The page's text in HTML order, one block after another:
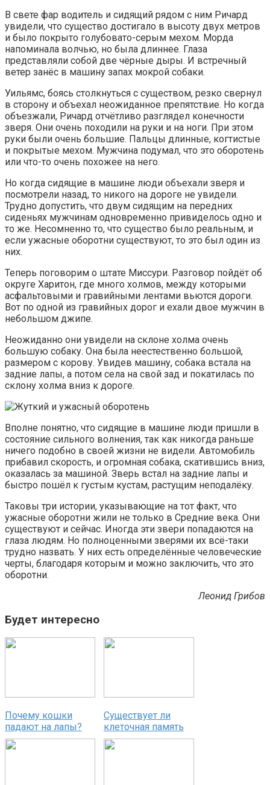
В свете фар водитель и сидящий рядом с ним Ричард
увидели, что существо достигало в высоту двух метров
и было покрыто голубовато-серым мехом. Морда
напоминала волчью, но была длиннее. Глаза
представляли собой две чёрные дыры. И встречный
ветер занёс в машину запах мокрой собаки.
Уильямс, боясь столкнуться с существом, резко свернул
в сторону и объехал неожиданное препятствие. Но когда
объезжали, Ричард отчётливо разглядел конечности
зверя. Они очень походили на руки и на ноги. При этом
руки были очень большие. Пальцы длинные, когтистые
и покрытые мехом. Мужчина подумал, что это оборотень
или что-то очень похожее на него.
Но когда сидящие в машине люди объехали зверя и
посмотрели назад, то никого на дороге не увидели.
Трудно допустить, что двум сидящим на передних
сиденьях мужчинам одновременно привиделось одно и
то же. Несомненно то, что существо было реальным, и
если ужасные оборотни существуют, то это был один из
них.
Теперь поговорим о штате Миссури. Разговор пойдёт об
округе Харитон, где много холмов, между которыми
асфальтовыми и гравийными лентами вьются дороги.
Вот по одной из гравийных дорог и ехали двое мужчин в
небольшом джипе.
Неожиданно они увидели на склоне холма очень
большую собаку. Она была неестественно большой,
размером с корову. Увидев машину, собака встала на
задние лапы, а потом села на свой зад и покатилась по
склону холма вниз к дороге.
Вполне понятно, что сидящие в машине люди пришли в
состояние сильного волнения, так как никогда раньше
ничего подобно в своей жизни не видели. Автомобиль
прибавил скорость, и огромная собака, скатившись вниз,
оказалась за машиной. Зверь встал на задние лапы и
быстро пошёл к густым кустам, растущим неподалёку.
Таковы три истории, указывающие на тот факт, что
ужасные оборотни жили не только в Средние века. Они
существуют и сейчас. Иногда эти звери попадаются на
глаза людям. Но полноценными зверями их всё-таки
трудно назвать. У них есть определённые человеческие
черты, благодаря которым и можно заключить, что это
оборотни.
Леонид Грибов
Будет интересно
Почему кошки
падают на лапы?
Существует ли
клеточная память